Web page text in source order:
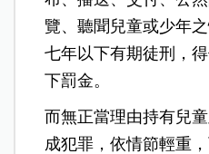
覽、聽聞兒童或少年
七年以下有期徒刑，
下罰金。
而無正當理由持有兒
成犯罪，依情節輕重